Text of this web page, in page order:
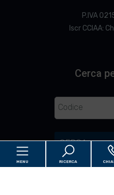
P.IVA
Iscr CCIAA:
Cerca
CERCA
MENU RICERCA